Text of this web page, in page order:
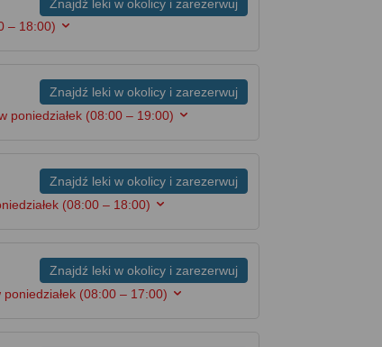
Znajdź leki w okolicy i zarezerwuj
– 18:00)
Znajdź leki w okolicy i zarezerwuj
poniedziałek (08:00 – 19:00)
Znajdź leki w okolicy i zarezerwuj
(08:00 – 18:00)
Znajdź leki w okolicy i zarezerwuj
(08:00 – 17:00)